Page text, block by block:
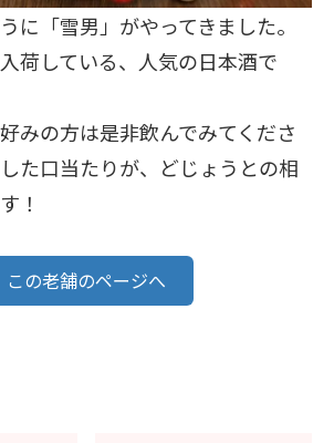
に「雪男」がやってきました。
荷している、人気の日本酒で
みの方は是非飲んでみてくださ
た口当たりが、どじょうとの相
！
この老舗のページへ